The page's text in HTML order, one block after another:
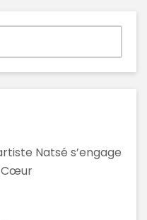
Natsé s’engage
Cœur